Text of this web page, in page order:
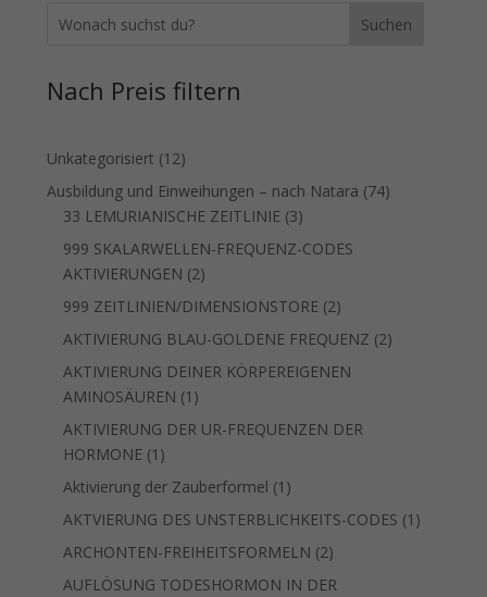
Suchen
Nach Preis filtern
Unkategorisiert 1212
Produkte
Ausbildung und Einweihungen – nach Natara 7474
33 LEMURIANISCHE ZEITLINIE 33
Produkte
999 SKALARWELLEN-FREQUENZ-CODES
AKTIVIERUNGEN 22
Produkte
999 ZEITLINIEN/DIMENSIONSTORE 22
Produkte
AKTIVIERUNG BLAU-GOLDENE FREQUENZ 22
AKTIVIERUNG DEINER KÖRPEREIGENEN
AMINOSÄUREN 1 1
Produkt
AKTIVIERUNG DER UR-FREQUENZEN DER
HORMONE 1 1
Produkt
Aktivierung der Zauberformel 1 1
Produkt
AKTVIERUNG DES UNSTERBLICHKEITS-CODES 1 1
ARCHONTEN-FREIHEITSFORMELN 22
Produkte
AUFLÖSUNG TODESHORMON IN DER